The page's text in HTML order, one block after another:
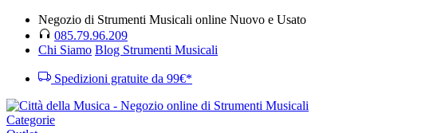
Negozio di Strumenti Musicali online Nuovo e Usato
085.79.96.209
Chi Siamo Blog Strumenti Musicali
Spedizioni gratuite da 99€*
Categorie